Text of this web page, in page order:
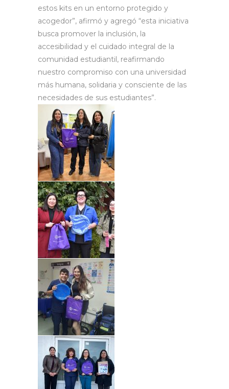
estos kits en un entorno protegido y
acogedor”, afirmó y agregó “esta iniciativa
busca promover la inclusión, la
accesibilidad y el cuidado integral de la
comunidad estudiantil, reafirmando
nuestro compromiso con una universidad
más humana, solidaria y consciente de las
necesidades de sus estudiantes”.